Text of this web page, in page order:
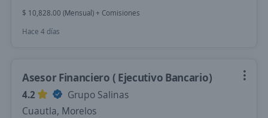
$ 10,828.00 (Mensual) + Comisiones
Hace 4 días
Asesor Financiero ( Ejecutivo Bancario)
4.2
Grupo Salinas
Cuautla, Morelos